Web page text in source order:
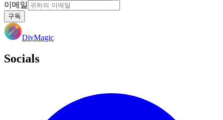
이메일
구독
DivMagic
Socials